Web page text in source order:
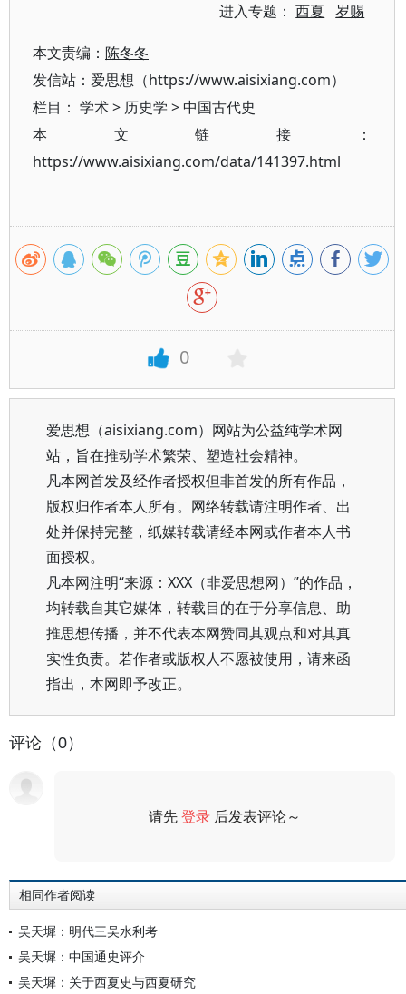
进入专题：西夏 岁赐
本文责编： 陈冬冬
发信站：爱思想（https://www.aisixiang.com）
栏目： 学术> 历史学 >中国古代史
本文链接：
https://www.aisixiang.com/data/141397.html
0
爱思想（aisixiang.com）网站为公益纯学术网
站，旨在推动学术繁荣、塑造社会精神。
凡本网首发及经作者授权但非首发的所有作品，
版权归作者本人所有。网络转载请注明作者、出
处并保持完整，纸媒转载请经本网或作者本人书
面授权。
凡本网注明“来源：XXX（非爱思想网）”的作品，
均转载自其它媒体，转载目的在于分享信息、助
推思想传播，并不代表本网赞同其观点和对其真
实性负责。若作者或版权人不愿被使用，请来函
指出，本网即予改正。
评论（0）
请先登录 后发表评论～
相同作者阅读
吴天墀：明代三吴水利考
吴天墀：中国通史评介
吴天墀：关于西夏史与西夏研究